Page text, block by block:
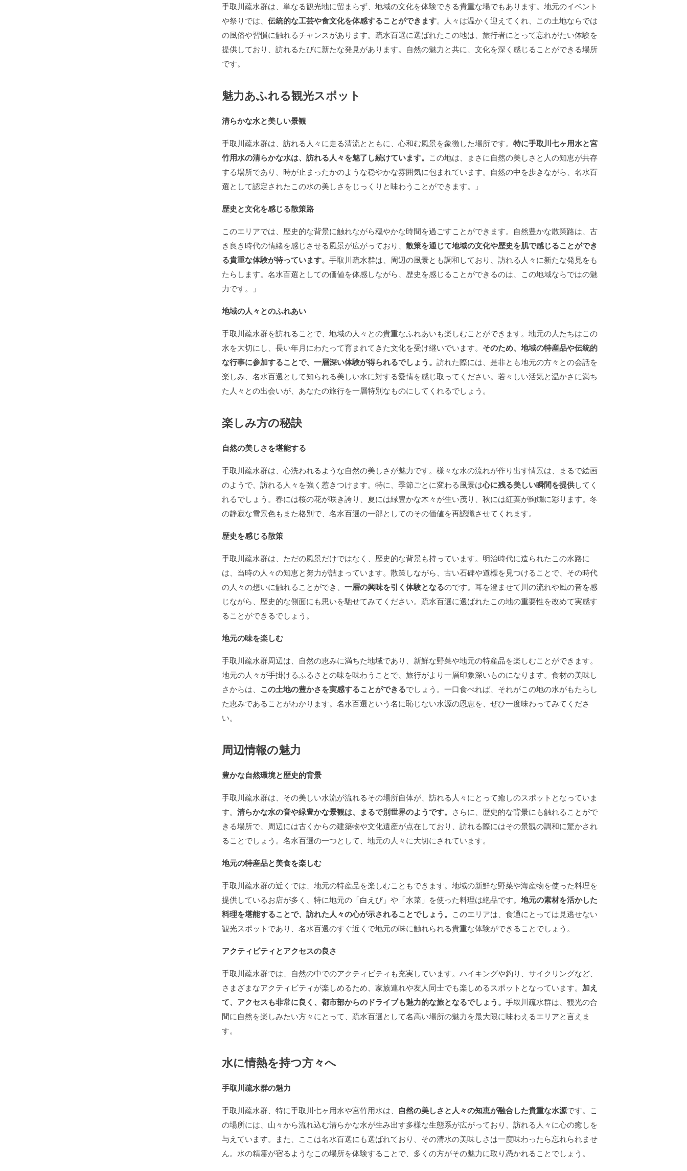
手取川疏水群は、単なる観光地に留まらず、地域の文化を体験できる貴重な場でもあります。地元のイベント
や祭りでは、 伝統的な工芸や食文化を体感することができます。人々は温かく迎えてくれ、この土地ならでは
の風俗や習慣に触れるチャンスがあります。疏水百選に選ばれたこの地は、旅行者にとって忘れがたい体験を
提供しており、訪れるたびに新たな発見があります。自然の魅力と共に、文化を深く感じることができる場所
です。
魅力あふれる観光スポット
清らかな水と美しい景観
手取川疏水群は、訪れる人々に走る清流とともに、心和む風景を象徴した場所です。 特に手取川七ヶ用水と宮
竹用水の清らかな水は、訪れる人々を魅了し続けています。 この地は、まさに自然の美しさと人の知恵が共存
する場所であり、時が止まったかのような穏やかな雰囲気に包まれています。自然の中を歩きながら、名水百
選として認定されたこの水の美しさをじっくりと味わうことができます。」
歴史と文化を感じる散策路
このエリアでは、歴史的な背景に触れながら穏やかな時間を過ごすことができます。自然豊かな散策路は、古
き良き時代の情緒を感じさせる風景が広がっており、 散策を通じて地域の文化や歴史を肌で感じることができ
る貴重な体験が待っています。 手取川疏水群は、周辺の風景とも調和しており、訪れる人々に新たな発見をも
たらします。名水百選としての価値を体感しながら、歴史を感じることができるのは、この地域ならではの魅
力です。」
地域の人々とのふれあい
手取川疏水群を訪れることで、地域の人々との貴重なふれあいも楽しむことができます。地元の人たちはこの
水を大切にし、長い年月にわたって育まれてきた文化を受け継いでいます。 そのため、地域の特産品や伝統的
な行事に参加することで、一層深い体験が得られるでしょう。 訪れた際には、是非とも地元の方々との会話を
楽しみ、名水百選として知られる美しい水に対する愛情を感じ取ってください。若々しい活気と温かさに満ち
た人々との出会いが、あなたの旅行を一層特別なものにしてくれるでしょう。
楽しみ方の秘訣
自然の美しさを堪能する
手取川疏水群は、心洗われるような自然の美しさが魅力です。様々な水の流れが作り出す情景は、まるで絵画
のようで、訪れる人々を強く惹きつけます。特に、季節ごとに変わる風景は心に残る美しい瞬間を提供してく
れるでしょう。春には桜の花が咲き誇り、夏には緑豊かな木々が生い茂り、秋には紅葉が絢爛に彩ります。冬
の静寂な雪景色もまた格別で、名水百選の一部としてのその価値を再認識させてくれます。
歴史を感じる散策
手取川疏水群は、ただの風景だけではなく、歴史的な背景も持っています。明治時代に造られたこの水路に
は、当時の人々の知恵と努力が詰まっています。散策しながら、古い石碑や道標を見つけることで、その時代
の人々の想いに触れることができ、 一層の興味を引く体験となるのです。耳を澄ませて川の流れや風の音を感
じながら、歴史的な側面にも思いを馳せてみてください。疏水百選に選ばれたこの地の重要性を改めて実感す
ることができるでしょう。
地元の味を楽しむ
手取川疏水群周辺は、自然の恵みに満ちた地域であり、新鮮な野菜や地元の特産品を楽しむことができます。
地元の人々が手掛けるふるさとの味を味わうことで、旅行がより一層印象深いものになります。食材の美味し
さからは、 この土地の豊かさを実感することができるでしょう。一口食べれば、それがこの地の水がもたらし
た恵みであることがわかります。名水百選という名に恥じない水源の恩恵を、ぜひ一度味わってみてくださ
い。
周辺情報の魅力
豊かな自然環境と歴史的背景
手取川疏水群は、その美しい水流が流れるその場所自体が、訪れる人々にとって癒しのスポットとなっていま
す。 清らかな水の音や緑豊かな景観は、まるで別世界のようです。 さらに、歴史的な背景にも触れることがで
きる場所で、周辺には古くからの建築物や文化遺産が点在しており、訪れる際にはその景観の調和に驚かされ
ることでしょう。名水百選の一つとして、地元の人々に大切にされています。
地元の特産品と美食を楽しむ
手取川疏水群の近くでは、地元の特産品を楽しむこともできます。地域の新鮮な野菜や海産物を使った料理を
提供しているお店が多く、特に地元の「白えび」や「水菜」を使った料理は絶品です。 地元の素材を活かした
料理を堪能することで、訪れた人々の心が示されることでしょう。 このエリアは、食通にとっては見逃せない
観光スポットであり、名水百選のすぐ近くで地元の味に触れられる貴重な体験ができることでしょう。
アクティビティとアクセスの良さ
手取川疏水群では、自然の中でのアクティビティも充実しています。ハイキングや釣り、サイクリングなど、
さまざまなアクティビティが楽しめるため、家族連れや友人同士でも楽しめるスポットとなっています。 加え
て、アクセスも非常に良く、都市部からのドライブも魅力的な旅となるでしょう。 手取川疏水群は、観光の合
間に自然を楽しみたい方々にとって、疏水百選として名高い場所の魅力を最大限に味わえるエリアと言えま
す。
水に情熱を持つ方々へ
手取川疏水群の魅力
手取川疏水群、特に手取川七ヶ用水や宮竹用水は、 自然の美しさと人々の知恵が融合した貴重な水源です。こ
の場所には、山々から流れ込む清らかな水が生み出す多様な生態系が広がっており、訪れる人々に心の癒しを
与えています。また、ここは名水百選にも選ばれており、その清水の美味しさは一度味わったら忘れられませ
ん。水の精霊が宿るようなこの場所を体験することで、多くの方がその魅力に取り憑かれることでしょう。